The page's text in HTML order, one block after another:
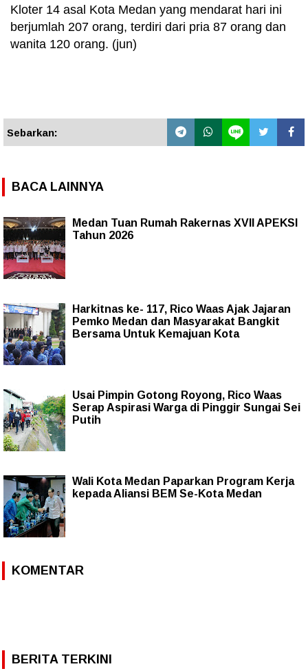
Kloter 14 asal Kota Medan yang mendarat hari ini
berjumlah 207 orang, terdiri dari pria 87 orang dan
wanita 120 orang. (jun)
Sebarkan:
BACA LAINNYA
Medan Tuan Rumah Rakernas XVII APEKSI
Tahun 2026
Harkitnas ke- 117, Rico Waas Ajak Jajaran
Pemko Medan dan Masyarakat Bangkit
Bersama Untuk Kemajuan Kota
Usai Pimpin Gotong Royong, Rico Waas
Serap Aspirasi Warga di Pinggir Sungai Sei
Putih
Wali Kota Medan Paparkan Program Kerja
kepada Aliansi BEM Se-Kota Medan
KOMENTAR
BERITA TERKINI